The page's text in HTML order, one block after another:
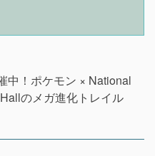
中！ポケモン × National
のメガ進化トレイル